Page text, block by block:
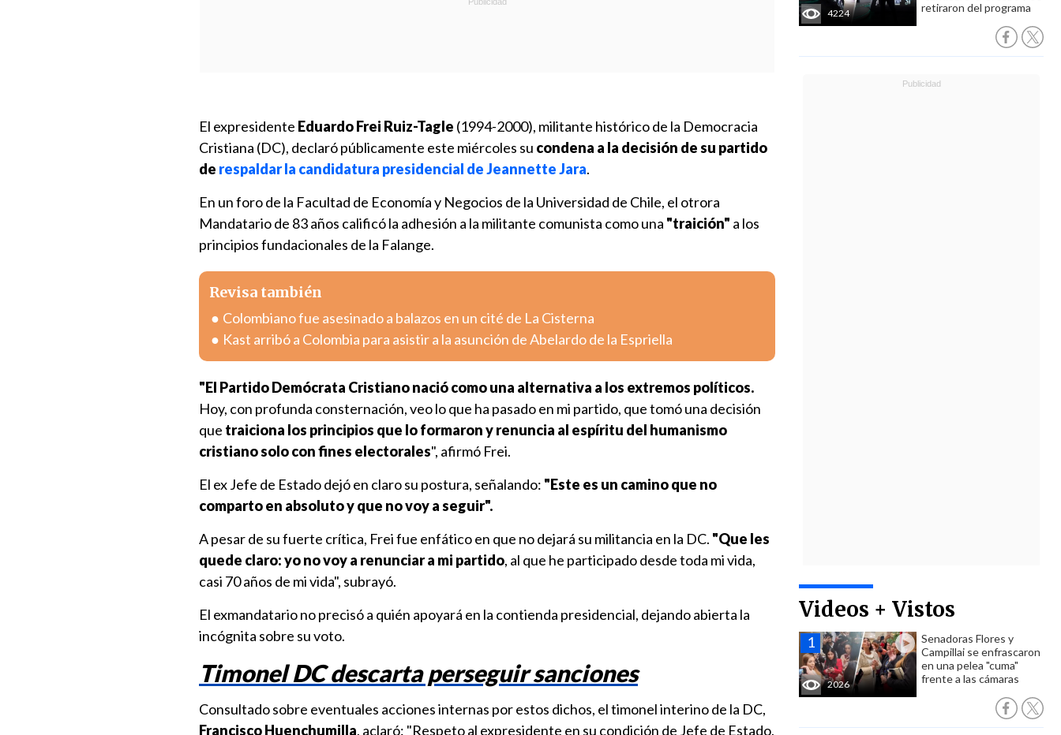
4224
retiraron del programa
Videos + Vistos
2026
Senadoras Flores y
Campillai se enfrascaron
en una pelea "cuma"
frente a las cámaras
El expresidente Eduardo Frei Ruiz-Tagle (1994-2000), militante histórico de la Democracia
Cristiana (DC), declaró públicamente este miércoles su condena a la decisión de su partido
de respaldar la candidatura presidencial de Jeannette Jara.
En un foro de la Facultad de Economía y Negocios de la Universidad de Chile, el otrora
Mandatario de 83 años calificó la adhesión a la militante comunista como una "traición" a los
principios fundacionales de la Falange.
Revisa también
Colombiano fue asesinado a balazos en un cité de La Cisterna
Kast arribó a Colombia para asistir a la asunción de Abelardo de la Espriella
"El Partido Demócrata Cristiano nació como una alternativa a los extremos políticos.
Hoy, con profunda consternación, veo lo que ha pasado en mi partido, que tomó una decisión
que traiciona los principios que lo formaron y renuncia al espíritu del humanismo
cristiano solo con fines electorales", afirmó Frei.
El ex Jefe de Estado dejó en claro su postura, señalando: "Este es un camino que no
comparto en absoluto y que no voy a seguir".
A pesar de su fuerte crítica, Frei fue enfático en que no dejará su militancia en la DC. "Que les
quede claro: yo no voy a renunciar a mi partido, al que he participado desde toda mi vida,
casi 70 años de mi vida", subrayó.
El exmandatario no precisó a quién apoyará en la contienda presidencial, dejando abierta la
incógnita sobre su voto.
Timonel DC descarta perseguir sanciones
Consultado sobre eventuales acciones internas por estos dichos, el timonel interino de la DC,
Francisco Huenchumilla, aclaró: "Respeto al expresidente en su condición de Jefe de Estado,